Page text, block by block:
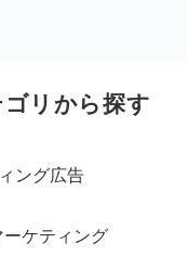
ゴリから探す
ング広告
ケティング